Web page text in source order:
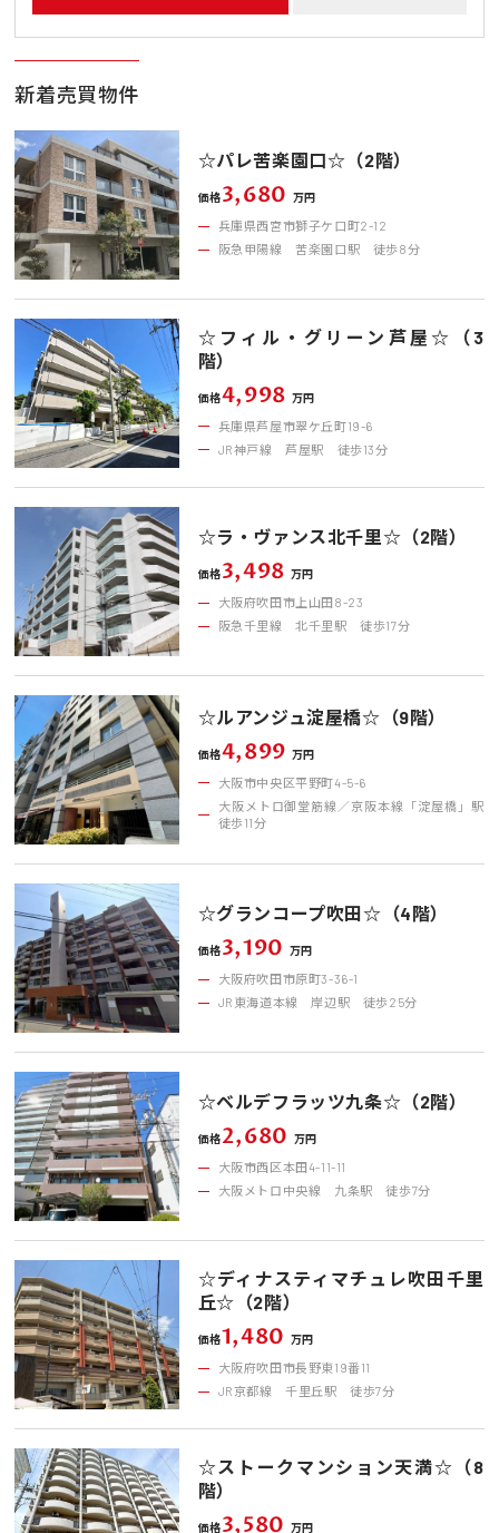
新着売買物件
☆パレ苦楽園口☆（2階）
価格3,680 万円
兵庫県西宮市獅子ケ口町2-12
阪急甲陽線 苦楽園口駅 徒歩8分
☆フィル・グリーン芦屋☆（3
階）
価格4,998 万円
兵庫県芦屋市翠ケ丘町19-6
JR神戸線 芦屋駅 徒歩13分
☆ラ・ヴァンス北千里☆（2階）
価格3,498 万円
大阪府吹田市上山田8-23
阪急千里線 北千里駅 徒歩17分
☆ルアンジュ淀屋橋☆（9階）
価格4,899 万円
大阪市中央区平野町4-5-6
大阪メトロ御堂筋線／京阪本線「淀屋橋」駅
徒歩11分
☆グランコープ吹田☆（4階）
価格3,190 万円
大阪府吹田市原町3-36-1
JR東海道本線 岸辺駅 徒歩25分
☆ベルデフラッツ九条☆（2階）
価格2,680 万円
大阪市西区本田4-11-11
大阪メトロ中央線 九条駅 徒歩7分
☆ディナスティマチュレ吹田千里
丘☆（2階）
価格1,480 万円
大阪府吹田市長野東19番11
JR京都線 千里丘駅 徒歩7分
☆ストークマンション天満☆（8
階）
価格3,580 万円